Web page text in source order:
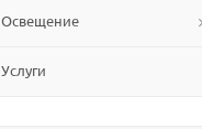
Освещение
Услуги